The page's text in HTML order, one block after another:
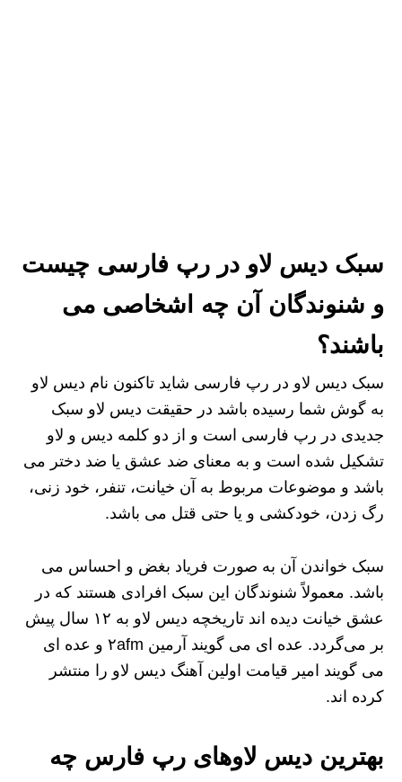
سبک دیس لاو در رپ فارسی چیست
و شنوندگان آن چه اشخاصی می
باشند؟
سبک دیس لاو در رپ فارسی شاید تاکنون نام دیس لاو
به گوش شما رسیده باشد در حقیقت دیس لاو سبک
جدیدی در رپ فارسی است و از دو کلمه دیس و لاو
تشکیل شده است و به معنای ضد عشق یا ضد دختر می
باشد و موضوعات مربوط به آن خیانت، تنفر، خود زنی،
رگ زدن، خودکشی و یا حتی قتل می باشد.
سبک خواندن آن به صورت فریاد بغض و احساس می
باشد. معمولاً شنوندگان این سبک افرادی هستند که در
عشق خیانت دیده اند تاریخچه دیس لاو به ۱۲ سال پیش
بر می‌گردد. عده ای می گویند آرمین ۲afm و عده ای
می گویند امیر قیامت اولین آهنگ دیس لاو را منتشر
کرده اند.
بهترین دیس لاوهای رپ فارس چه